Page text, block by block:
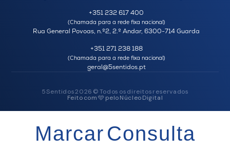
+351 232 617 400
(Chamada para a rede fixa nacional)
Rua General Povoas, n.º2, 2.º Andar, 6300-714 Guarda
+351 271 238 188
(Chamada para a rede fixa nacional)
geral@5sentidos.pt
5 Sentidos 2026 © Todos os direitos reservados
Feito com 🩵 peloNúcleo Digital
Marcar Consulta